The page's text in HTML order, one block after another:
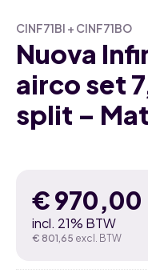
CINF71BI + CINF71BO
Nuova
airco set
split –
€970,00
incl. 21% BTW
€ 801,65 excl. BTW